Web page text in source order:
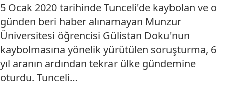
5 Ocak 2020 tarihinde Tunceli'de kaybolan ve o
günden beri haber alınamayan Munzur
Üniversitesi öğrencisi Gülistan Doku'nun
kaybolmasına yönelik yürütülen soruşturma, 6
yıl aranın ardından tekrar ülke gündemine
oturdu. Tunceli…